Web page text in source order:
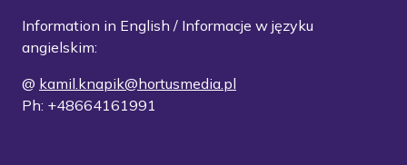
Information in English / Informacje w języku
angielskim:
@ kamil.knapik@hortusmedia.pl
Ph: +48664161991